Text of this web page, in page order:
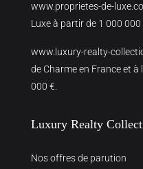
www.proprietes-de-
Luxe à partir de 1 000 000
www.luxury-realty-
de Charme en France et
000 €.
Luxury Realty
Nos offres de parution